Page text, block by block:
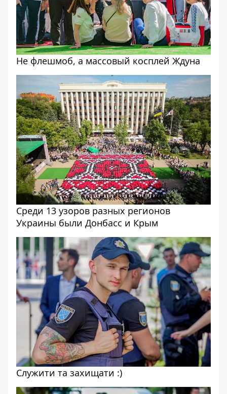
Не флешмоб, а массовый косплей Ждуна
Среди 13 узоров разных регионов
Украины были Донбасс и Крым
Служити та захищати :)